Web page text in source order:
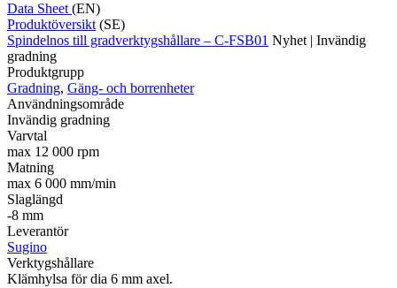
Data Sheet (EN)
Produktöversikt (SE)
Spindelnos till gradverktygshållare – C-FSB01 Nyhet | Invändig
gradning
Produktgrupp
Gradning, Gäng- och borrenheter
Användningsområde
Invändig gradning
Varvtal
max 12 000 rpm
Matning
max 6 000 mm/min
Slaglängd
-8 mm
Leverantör
Sugino
Verktygshållare
Klämhylsa för dia 6 mm axel.